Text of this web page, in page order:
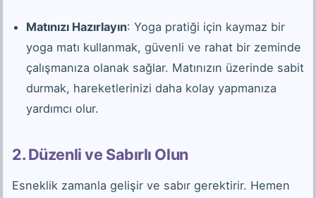
Matınızı Hazırlayın: Yoga pratiği için kaymaz bir
yoga matı kullanmak, güvenli ve rahat bir zeminde
çalışmanıza olanak sağlar. Matınızın üzerinde sabit
durmak, hareketlerinizi daha kolay yapmanıza
yardımcı olur.
2. Düzenli ve Sabırlı Olun
Esneklik zamanla gelişir ve sabır gerektirir. Hemen